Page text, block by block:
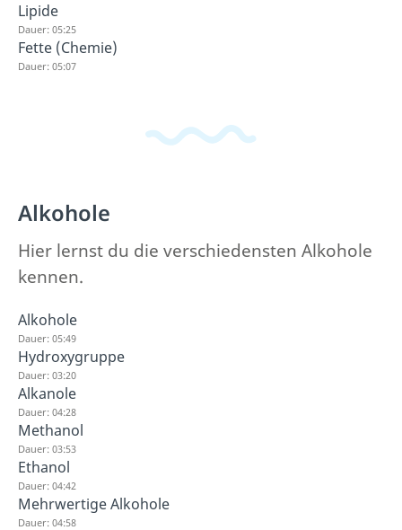
Lipide
Dauer: 05:25
Fette (Chemie)
Dauer: 05:07
Alkohole
Hier lernst du die verschiedensten Alkohole
kennen.
Alkohole
Dauer: 05:49
Hydroxygruppe
Dauer: 03:20
Alkanole
Dauer: 04:28
Methanol
Dauer: 03:53
Ethanol
Dauer: 04:42
Mehrwertige Alkohole
Dauer: 04:58